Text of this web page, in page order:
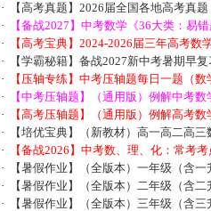
·
【高考真题】2026届全国各地高考真
·
【备战2027】中考数学《36大类：易
·
【高考宝典】2024-2026届三年高考数
·
【学霸秘籍】备战2027新中考暑期早
·
【压轴专练】中考压轴题每日一题（
·
【中考压轴题】（通用版）例解中考
·
【高考压轴题】（通用版）例解高考
·
【培优宝典】（新教材）高一高二高
·
【备战2026】中考数、理、化：常考
·
【暑假作业】（全版本）一年级（含
·
【暑假作业】（全版本）二年级（含
·
【暑假作业】（全版本）三年级（含